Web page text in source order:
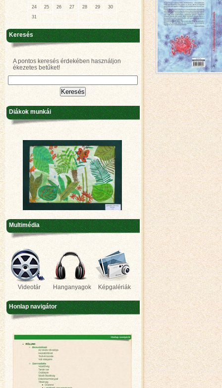
24
25 26 27 28 29
30
31
Keresés
A pontos keresés érdekében használjon
ékezetes betűket!
Diákok munkái
Multimédia
Videotár Hanganyagok Képgalériák
Honlap navigátor